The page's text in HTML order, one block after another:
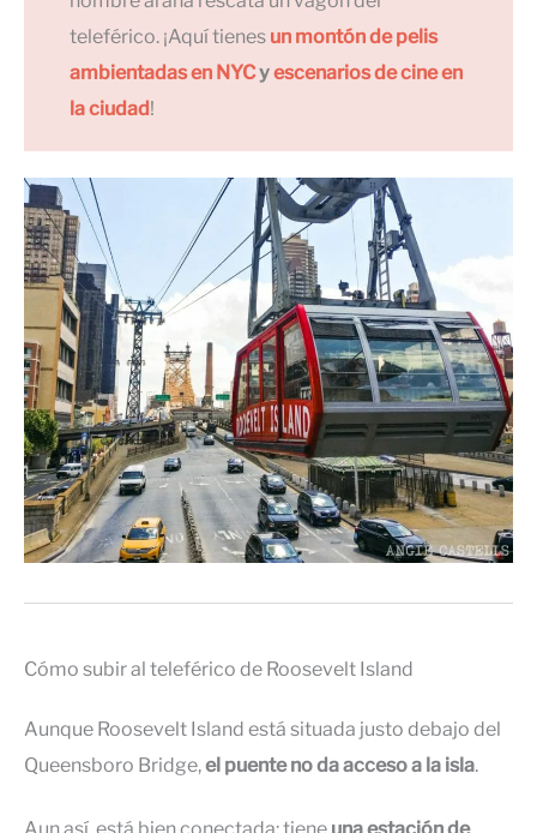
teleférico. ¡Aquí tienes un montón de pelis
ambientadas en NYCyescenarios de cine en
la ciudad!
Cómo subir al teleférico de Roosevelt Island
Aunque Roosevelt Island está situada justo debajo del
Queensboro Bridge,el puente no da acceso a la isla.
Aun así, está bien conectada: tiene una estación de